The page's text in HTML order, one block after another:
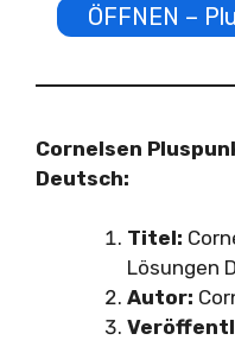
ÖFFNEN –
Cornelsen
Deutsch:
Titel:
Lösungen
Autor: